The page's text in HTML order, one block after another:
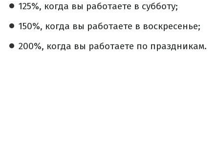
125%, когда вы работаете в субботу;
150%, когда вы работаете в воскресенье;
200%, когда вы работаете по праздникам.